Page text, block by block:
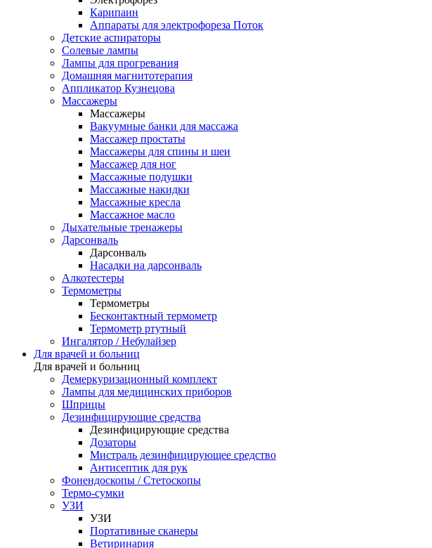
Карипаин
Аппараты для электрофореза Поток
Детские аспираторы
Солевые лампы
Лампы для прогревания
Домашняя магнитотерапия
Аппликатор Кузнецова
Массажеры
Массажеры
Вакуумные банки для массажа
Массажер простаты
Массажеры для спины и шеи
Массажер для ног
Массажные подушки
Массажные накидки
Массажные кресла
Массажное масло
Дыхательные тренажеры
Дарсонваль
Дарсонваль
Насадки на дарсонваль
Алкотестеры
Термометры
Термометры
Бесконтактный термометр
Термометр ртутный
Ингалятор / Небулайзер
Для врачей и больниц
Для врачей и больниц
Демеркуризационный комплект
Лампы для медицинских приборов
Шприцы
Дезинфицирующие средства
Дезинфицирующие средства
Дозаторы
Мистраль дезинфицирующее средство
Антисептик для рук
Фонендоскопы / Стетоскопы
Термо-сумки
УЗИ
УЗИ
Портативные сканеры
Ветиринария